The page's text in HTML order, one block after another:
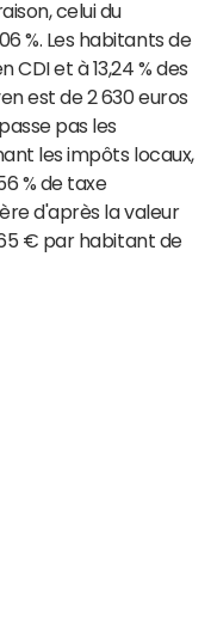
celui du
%. Les habitants de
CDI et à 13,24 % des
est de 2 630 euros
pas les
les impôts locaux,
% de taxe
d'après la valeur
€ par habitant de